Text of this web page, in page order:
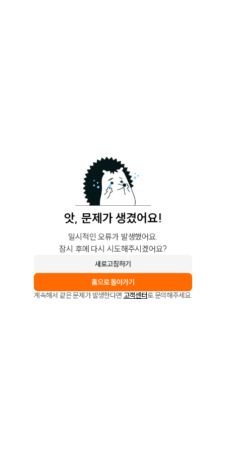
앗, 문제가 생겼어요!
일시적인 오류가 발생했어요.
잠시 후에 다시 시도해주시겠어요?
새로고침하기
홈으로 돌아가기
계속해서 같은 문제가 발생한다면 고객센터로 문의해주세요.